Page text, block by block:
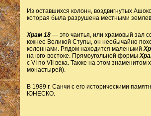
Из оставшихся колонн, воздвигнутых
которая была разрушена местными
Храм 18 — это чаитья, или храмовый зал
южнее Великой Ступы, он необычайно
колоннами. Рядом находится маленький
на юго-востоке. Прямоугольной формы
с VI по VII века. Также на этом знаменитом
монастырей).
В 1989 г. Санчи с его историческими
ЮНЕСКО.